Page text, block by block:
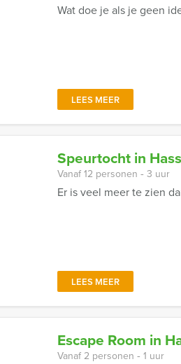
Wat doe je als je geen
LEES MEER
Speurtocht in
Vanaf 12 personen ‐ 3 uur
Er is veel meer te zien
LEES MEER
Escape Room in
Vanaf 2 personen ‐ 1 uur